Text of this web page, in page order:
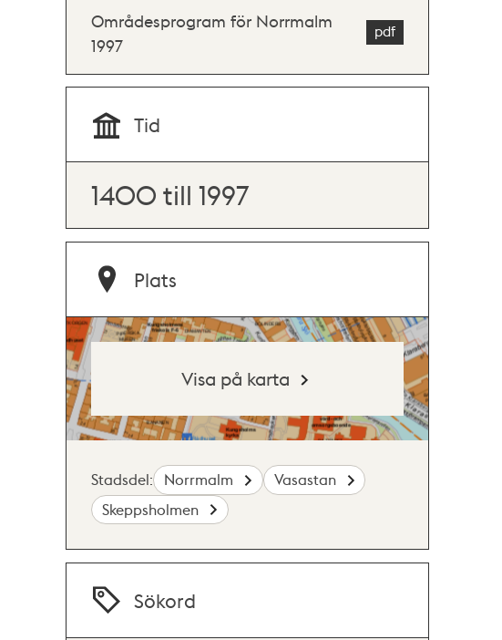
Områdesprogram för Norrmalm
1997
Tid
1400 till 1997
Plats
Visa på karta
Stadsdel: Norrmalm
Vasastan
Skeppsholmen
Sökord